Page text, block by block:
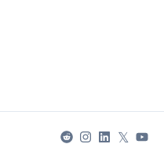
𝕏